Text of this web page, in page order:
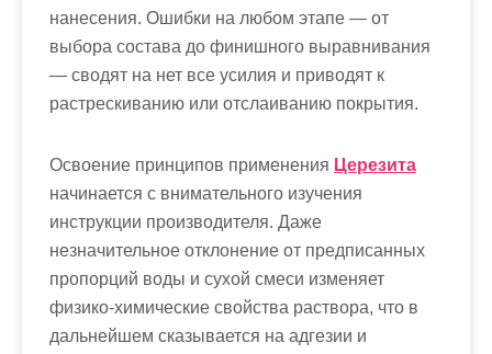
нанесения. Ошибки на любом этапе — от
выбора состава до финишного выравнивания
— сводят на нет все усилия и приводят к
растрескиванию или отслаиванию покрытия.
Освоение принципов применения Церезита
начинается с внимательного изучения
инструкции производителя. Даже
незначительное отклонение от предписанных
пропорций воды и сухой смеси изменяет
физико-химические свойства раствора, что в
дальнейшем сказывается на адгезии и